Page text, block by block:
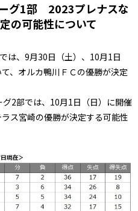
グ1部 2023プレナスな
の可能性について
は、9月30日（土）、10月1日
、オルカ鴨川ＦＣの優勝が決定
2部では、10月1日（日）に開催
ス宮崎の優勝が決定する可能性